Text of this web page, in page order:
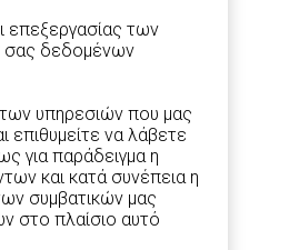
επεξεργασίας των
δεδομένων
υπηρεσιών που μας
επιθυμείτε να λάβετε
για παράδειγμα η
και κατά συνέπεια η
συμβατικών μας
στο πλαίσιο αυτό